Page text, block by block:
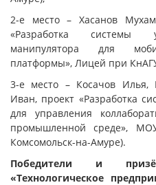
2-е место – Хасанов
«Разработка системы
манипулятора для
платформы», Лицей при
3-е место – Косачов Илья,
Иван, проект «Разработка
для управления
промышленной
Комсомольск-на-Амуре).
Победители и
«Технологическое